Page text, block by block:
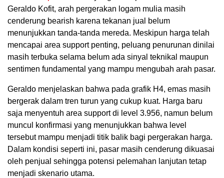
Geraldo Kofit, arah pergerakan logam mulia masih
cenderung bearish karena tekanan jual belum
menunjukkan tanda-tanda mereda. Meskipun harga telah
mencapai area support penting, peluang penurunan dinilai
masih terbuka selama belum ada sinyal teknikal maupun
sentimen fundamental yang mampu mengubah arah pasar.
Geraldo menjelaskan bahwa pada grafik H4, emas masih
bergerak dalam tren turun yang cukup kuat. Harga baru
saja menyentuh area support di level 3.956, namun belum
muncul konfirmasi yang menunjukkan bahwa level
tersebut mampu menjadi titik balik bagi pergerakan harga.
Dalam kondisi seperti ini, pasar masih cenderung dikuasai
oleh penjual sehingga potensi pelemahan lanjutan tetap
menjadi skenario utama.